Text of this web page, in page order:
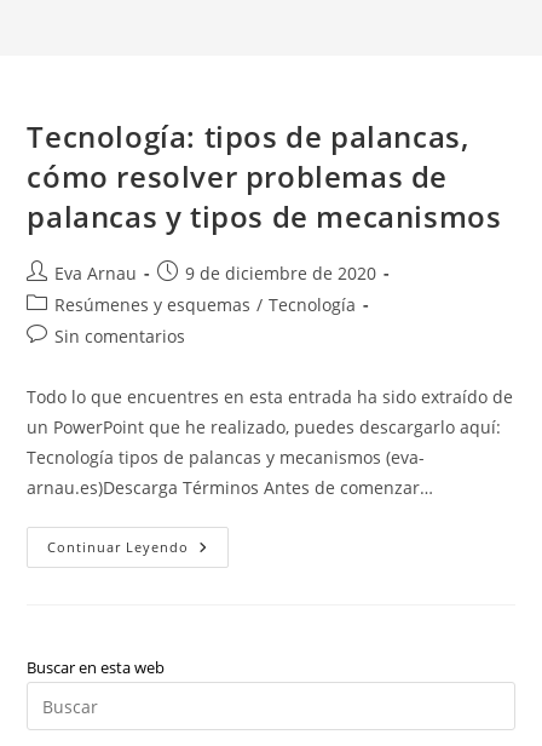
Tecnología: tipos de palancas,
cómo resolver problemas de
palancas y tipos de mecanismos
Autor
de
la
entrada:
Eva Arnau
Publicación
de
la
entrada:
9 de diciembre de 2020
Categoría
de
Resúmenes y esquemas / Tecnología
Comentarios
la
entrada:
Sin comentarios
Todo lo que encuentres en esta entrada ha sido extraído de
un PowerPoint que he realizado, puedes descargarlo aquí:
Tecnología tipos de palancas y mecanismos (eva-
arnau.es)Descarga Términos Antes de comenzar…
Continuar Leyendo Tecnología:
Tipos
Palancas
De
Buscar en esta web